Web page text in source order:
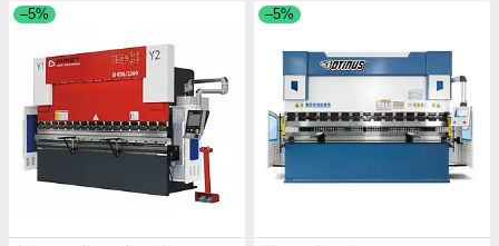
–5% –5%